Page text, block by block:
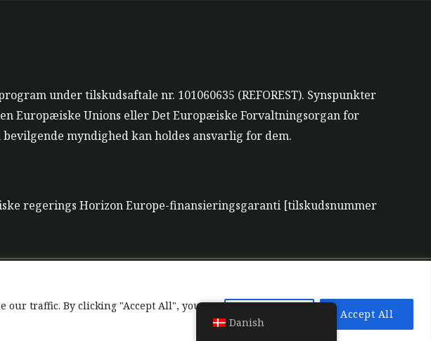
our traffic. By clicking "Accept All", you
Accept All
under tilskudsaftale nr. 101060635 (REFOREST). Synspunkter
Europæiske Unions eller Det Europæiske Forvaltningsorgan for
myndighed kan holdes ansvarlig for dem.
regerings Horizon Europe-finansieringsgaranti [tilskudsnummer
Danish